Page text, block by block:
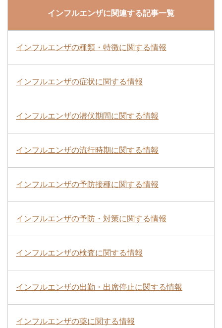
インフルエンザに関連する記事一覧
インフルエンザの種類・特徴に関する情報
インフルエンザの症状に関する情報
インフルエンザの潜伏期間に関する情報
インフルエンザの流行時期に関する情報
インフルエンザの予防接種に関する情報
インフルエンザの予防・対策に関する情報
インフルエンザの検査に関する情報
インフルエンザの出勤・出席停止に関する情報
インフルエンザの薬に関する情報